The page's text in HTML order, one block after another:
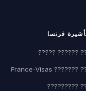
فرنسا
?????? ??????
?????? ???????
??????